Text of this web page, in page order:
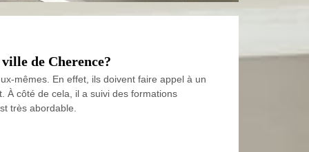
de Cherence?
mêmes. En effet, ils doivent faire appel à un
À côté de cela, il a suivi des formations
très abordable.